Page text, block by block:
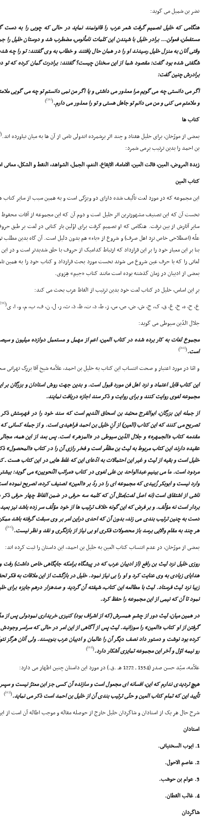
نضر بن شمیل مى گوید:
هنگامى که خلیل تصمیم گرفت شعر عرب را قانونمند نماید در حالى که چوبى را به
مستفعلن، فعولن... برادر خلیل با شیندن این کلمات نامأنوس، مضطرب شد و دوستان خلیل
وقتى آنان به منزل خلیل رسیدند او را در همان حال یافتند و خطاب به وى گفتند: تو را چه
شگفتى شده بود گفت: مقصود شما از این سخنان چیست؟ گفتند: برادرت گمان کرده که
برادرش چنین گفت:
اگر مى دانستى چه مى گویم مرا معذور مى داشتى و یا اگر من نمى دانستم تو چه مى گویى
و ملامتم مى کنى و من مى دانم تو جاهل هستى و تو را معذور مى دارم.(
[56]
)
کتاب ها
بعضى از مورّخان، براى خلیل هفتاد و چند اثر برشمرده اندولى نامى از آن ها به میان نیاورده اند.(
[57]
بن احمد را بدین ترتیب برمى شمرد:
زبدة العروض، العین، فائت العین، الامامة، الایقاع، النغم، الجمل، الشواهد، النقط و الشکل،
کتاب العین
این مجموعه که در مورد لغت تألیف شده داراى دو ویژگى است و به همین سبب از سایر کتاب
نخست آن که این تصنیف مشهورترین اثر خلیل است و دوم آن که این مجموعه از آفات محفوظ
سایر آثارش از بین نرفت. هنگامى که او تصمیم گرفت براى اوّلین بار کتابى در لغت بر طبق
علّه (اصطلاحى خاص نزد اهل صرف) و شروع از «باء» هم بدون دلیل است. آن گاه بدین مطلب
بنا بر این معیار خود را بر این قرارداد که ارتباط کدامیک از حروف با حلق شدیدتر است و در
لغاتى را که با حرف عین شروع مى شوند نخست مورد بحث قرارداد و کتاب خود را به همین
بعضى از ادیبان در زمان گذشته بوده است مانند کتاب «جیم» هِرَوى.
بر این اساس، خلیل در کتاب لغت خود بدین ترتیب از الفاظ عرب بحث مى کند:
ع، ح، ه، خ، غ، ق، ک، ج، ش، ض، ص، س، ز، ط، د، ت، ظ، ذ، ث، ر، ل، ن، ف، ب، م، و، ا، ى(
[59]
جلال الدّین سیوطى مى گوید:
مجموع لغات به کار برده شده در کتاب العین، اعم از مهمل و مستعمل دوازده میلیون و
است.(
[60]
)
و امّا در مورد اعتبار و صحت انتساب این کتاب به خلیل بن احمد، علاّمه شیخ آقا بزرگ
این کتاب قابل اعتماد و نزد اهل فن مورد قبول است. و بدین جهت روش استادان و بزرگان بر
مجموعه لغوى روایت کنند و براى روایت و ذکر سند اجازه دریافت نمایند.
از جمله این بزرگان، ابوالفرج محمّد بن اسحاق النّدیم است که سند خود را در فهرستش
تصریح مى کنند که این کتاب (العین) از آنِ خلیل بن احمد فراهیدى است. و از جمله کسانى
مقدمه کتاب «الجمهره» و جلال الدّین سیوطى در «المزهر» است. پس بعد از این همه،
عقیده دارند این کتاب مربوط به لیث بن مظفّر است و فخر رازى آن را در کتاب «المحصول»
خلیل است و بقیه از لیث و غیر این احتمالات به ادّعاى این که غلط هایى در این کتاب هست ـ
مردود است. ما مى بینیم عبدالواحد بن على لغوى در کتاب «مراتب النّحویین» مى گوید:
وارد نیست و ابوبکر زُبیدى که مجموعه اى را در ردّ بر «العین» تصنیف کرده، تصریح نموده
ناشى از اشتقاق است (نه اصل لغت)مثل آن که کلمه سه حرفى در ضمن الفاظ چهار حرفى
بردار است نه مؤلّف. و بر فرض که این گونه خلاف ترتیب ها از خود مؤلّف سر زده باشد نیز بعید
دست به چنین ترتیب بندى مى زند، بدون آن که احدى دراین امر بر وى سبقت گرفته باشد
هر چند به مقام والایى برسد باز محصولات فکرى او بى نیاز از بازنگرى و نقد و نظر نیست.(
[61]
)
بعضى از مورّخان، در عدم انتساب کتاب العین به خلیل بن احمد، این داستان را ثبت کرده اند:
روزى خلیل نزد لیث بن رافع (از ادیبان عرب که در پیشگاه برامکه جایگاهى خاص داشت) رفت
هدایاى زیادى به وى عنایت کرد و او را بى نیاز نمود. خلیل در بازگشت از این ملاقات به فکر
زیبا نزد لیث فرستاد. لیث با مطالعه این کتاب، شیفته آن گردید و صدهزار درهم جایزه
نمود تا آن که نیمى از این مجموعه را حفظ کرد.
در همین میان، لیث دور از چشم همسرش (که از اشراف بود) کنیزى خریدارى نمودولى پس از
گرفتن از او کتاب «العین» را سوزانید. لیث پس از آگاهى از این امر در حالى که سراسر
کرده بود نوشت و دستور داد نصف دیگر آن را عالمان و ادیبان عرب بنویسند. ولى آنان هرگز
رو نیمه اوّل و آخر این مجموعه تمایزى آشکار دارد.(
[62]
)
علاّمه، سیّد حسن صدر (1354 ـ 1272 هـ .ق.) در مورد این داستان چنین اظهار مى دارد:
هیچ تردیدى ندارم که این، افسانه اى مجعول است و سازنده آن کسى جز ابن معتزّ نیست و
تأیید این که تمام کتاب العین و حتّى ترتیب بندى آن از خلیل بن احمد است ذکر مى نماید.(
[63]
)
شرح حال هر یک از استادان و شاگردان خلیل خارج از حوصله مقاله و موجب اطاله آن است از
استادان
1. ایوب السختیانى.
2. عاصم الاحول.
3. عوام بن حوشب.
4. غالب القطان.
شاگردان